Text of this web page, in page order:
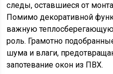
следы, оставшиеся от
Помимо декоративной
важную
роль. Грамотно
шума и влаги,
запотевание окон из ПВХ.